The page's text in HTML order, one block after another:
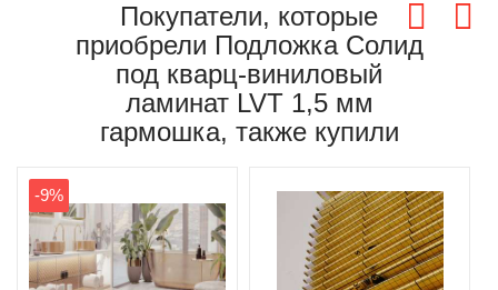
Покупатели, которые
приобрели Подложка Солид
под кварц-виниловый
ламинат LVT 1,5 мм
гармошка, также купили
-9%